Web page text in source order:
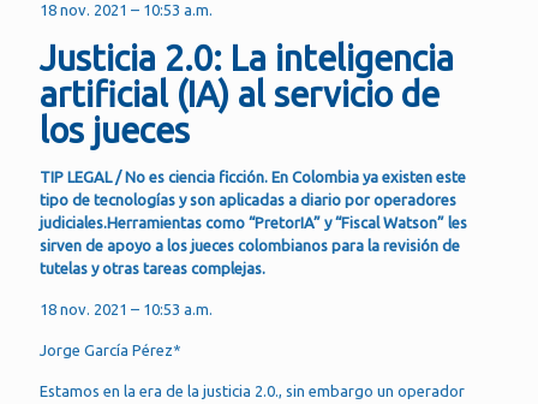
18 nov. 2021 – 10:53 a.m.
Justicia 2.0: La inteligencia
artificial (IA) al servicio de
los jueces
TIP LEGAL / No es ciencia ficción. En Colombia ya existen este
tipo de tecnologías y son aplicadas a diario por operadores
judiciales.Herramientas como “PretorIA” y “Fiscal Watson” les
sirven de apoyo a los jueces colombianos para la revisión de
tutelas y otras tareas complejas.
18 nov. 2021 – 10:53 a.m.
Jorge García Pérez*
Estamos en la era de la justicia 2.0., sin embargo un operador